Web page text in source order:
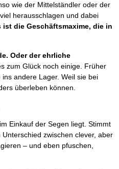
wie der Mittelständler oder der
herausschlagen und dabei
ist die Geschäftsmaxime, die in
Oder der ehrliche
zum Glück noch einige. Früher
andere Lager. Weil sie bei
überleben können.
Einkauf der Segen liegt. Stimmt
zwischen clever, aber
– und eben pfuschen,